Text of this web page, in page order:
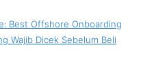
Best Offshore Onboarding
Wajib Dicek Sebelum Beli